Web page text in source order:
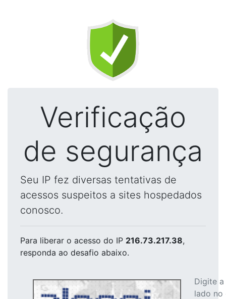
Verificação
de segurança
Seu IP fez diversas tentativas de
acessos suspeitos a sites hospedados
conosco.
Para liberar o acesso do IP 216.73.217.38,
responda ao desafio abaixo.
Digite
lado no